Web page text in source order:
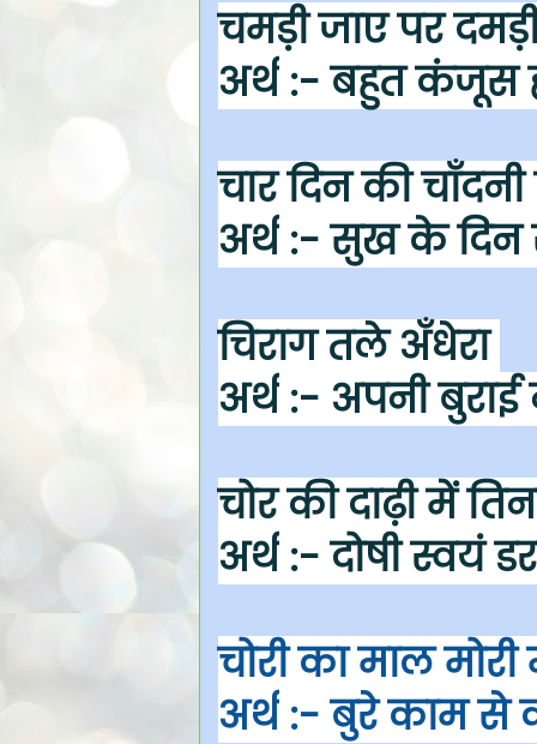
चमड़ी जाए पर
अर्थ :- बहुत कंजूस
चार दिन की
अर्थ :- सुख के दिन
चिराग तले अँधेरा
अर्थ :- अपनी बुराई
चोर की दाढ़ी में
अर्थ :- दोषी स्वयं
चोरी का माल
अर्थ :- बुरे काम से